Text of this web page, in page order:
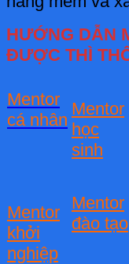
HƯỚNG DẪN
ĐƯỢC THÌ
Mentor
cá nhân
Mentor
học
sinh
Mentor
khởi
nghiệp
Mentor
đào tạo